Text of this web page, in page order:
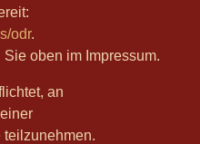
odr.
oben im Impressum.
an